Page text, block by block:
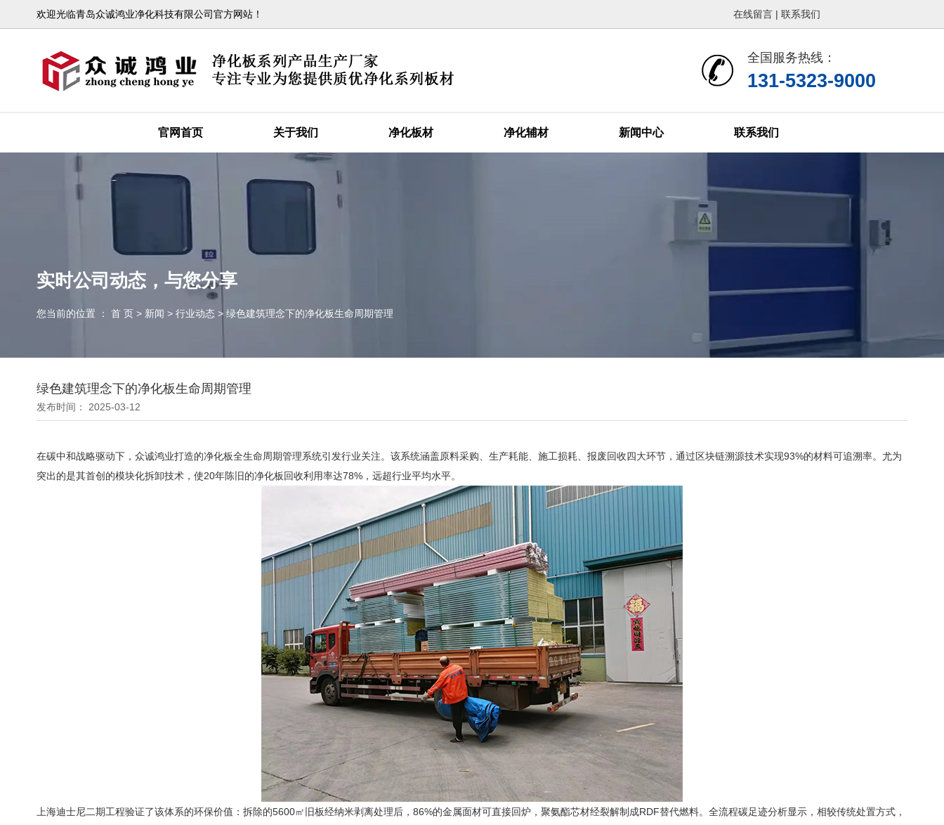
热销产品
联系方式 在线留言
欢迎光临青岛众诚鸿业净化科技有限公司官方网站！ 在线留言 | 联系我们
全国服务热线：
131-5323-9000
官网首页 关于我们 净化板材 净化辅材 新闻中心 联系我们
实时公司动态，与您分享
您当前的位置 ： 首 页 > 新闻 > 行业动态 > 绿色建筑理念下的净化板生命周期管理
绿色建筑理念下的净化板生命周期管理
发布时间： 2025-03-12
在碳中和战略驱动下，众诚鸿业打造的净化板全生命周期管理系统引发行业关注。该系统涵盖原料采购、生产耗能、施工损耗、报废回收四大环节，通过区块链溯源技术实现93%的材料可追溯率。尤为
突出的是其首创的模块化拆卸技术，使20年陈旧的净化板回收利用率达78%，远超行业平均水平。
上海迪士尼二期工程验证了该体系的环保价值：拆除的5600㎡旧板经纳米剥离处理后，86%的金属面材可直接回炉，聚氨酯芯材经裂解制成RDF替代燃料。全流程碳足迹分析显示，相较传统处置方式，